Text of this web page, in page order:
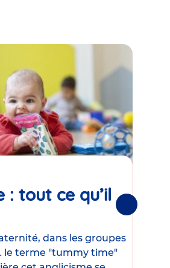
tout ce qu’il
dans les groupes
le terme "tummy time"
Suivantes